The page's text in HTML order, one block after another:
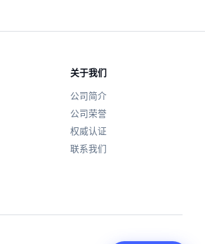
关于我们
公司简介
公司荣誉
权威认证
联系我们